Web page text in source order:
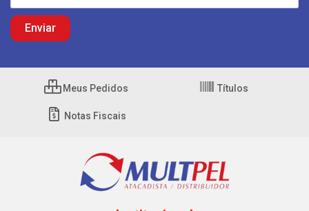
Meus Pedidos Títulos
Notas Fiscais